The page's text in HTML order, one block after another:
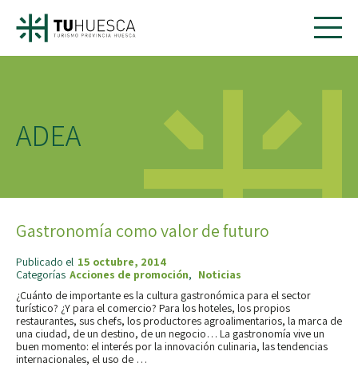
ADEA
Gastronomía como valor de futuro
Publicado el 15 octubre, 2014
Categorías Acciones de promoción, Noticias
¿Cuánto de importante es la cultura gastronómica para el sector
turístico? ¿Y para el comercio? Para los hoteles, los propios
restaurantes, sus chefs, los productores agroalimentarios, la marca de
una ciudad, de un destino, de un negocio… La gastronomía vive un
buen momento: el interés por la innovación culinaria, las tendencias
internacionales, el uso de …